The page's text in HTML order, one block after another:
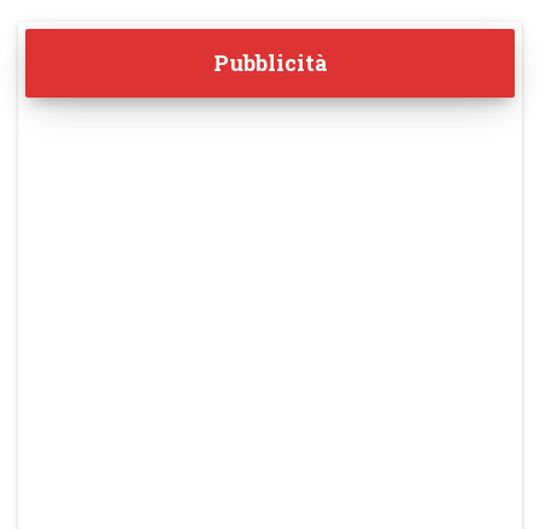
Pubblicità